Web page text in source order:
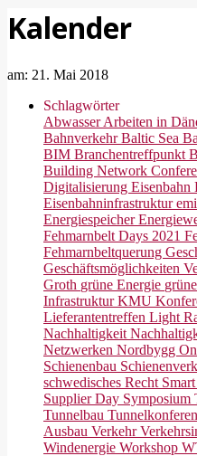
Kalender
am: 21. Mai 2018
Schlagwörter
AbwasserArbeiten in
BahnverkehrBaltic Sea
BIM Branchentreffpunkt
Building Network
Digitalisierung Eisenbahn
Eisenbahninfrastruktur
Energiespeicher
Fehmarnbelt Days 2021
Fehmarnbeltquerung
Geschäftsmöglichkeiten
Groth grüne Energie
InfrastrukturKMU
Lieferantentreffen Light
Nachhaltigkeit
Netzwerken Nordbygg
Schienenbau
schwedisches Recht
Supplier Day Symposium
Tunnelbau
Ausbau Verkehr
Windenergie Workshop